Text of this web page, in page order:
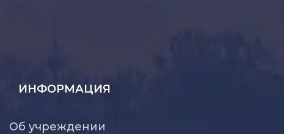
ИНФОРМАЦИЯ
Об учреждении